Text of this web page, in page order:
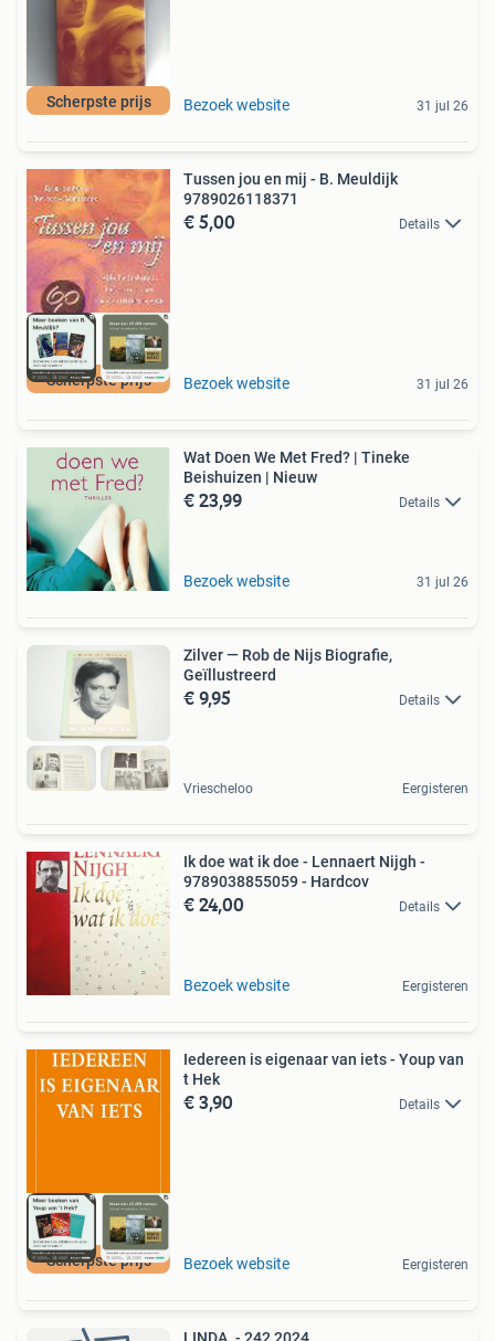
Scherpste prijs Bezoek website 31 jul 26
Scherpste prijs
Tussen jou en mij - B. Meuldijk
9789026118371
€ 5,00 Details
Bezoek website 31 jul 26
Wat Doen We Met Fred? | Tineke
Beishuizen | Nieuw
€ 23,99 Details
Bezoek website 31 jul 26
Zilver — Rob de Nijs Biografie,
Geïllustreerd
€ 9,95 Details
Vriescheloo Eergisteren
Ik doe wat ik doe - Lennaert Nijgh -
9789038855059 - Hardcov
€ 24,00 Details
Bezoek website Eergisteren
Scherpste prijs
Iedereen is eigenaar van iets - Youp van
t Hek
€ 3,90 Details
Bezoek website Eergisteren